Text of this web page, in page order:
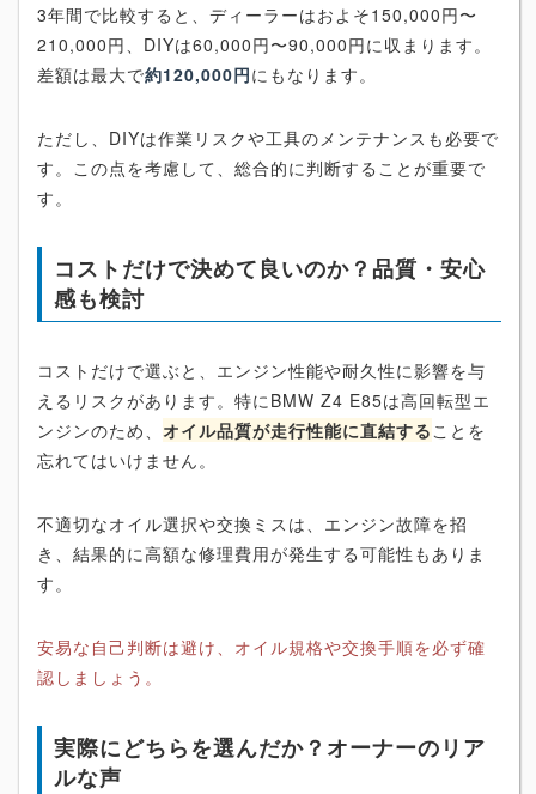
3年間で比較すると、ディーラーはおよそ150,000円〜
210,000円、DIYは60,000円〜90,000円に収まります。
差額は最大で約120,000円にもなります。
ただし、DIYは作業リスクや工具のメンテナンスも必要で
す。この点を考慮して、総合的に判断することが重要で
す。
コストだけで決めて良いのか？品質・安心
感も検討
コストだけで選ぶと、エンジン性能や耐久性に影響を与
えるリスクがあります。特にBMW Z4 E85は高回転型エ
ンジンのため、 オイル品質が走行性能に直結する ことを
忘れてはいけません。
不適切なオイル選択や交換ミスは、エンジン故障を招
き、結果的に高額な修理費用が発生する可能性もありま
す。
安易な自己判断は避け、オイル規格や交換手順を必ず確
認しましょう。
実際にどちらを選んだか？オーナーのリア
ルな声